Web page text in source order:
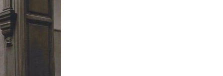
toestemming gegeven.